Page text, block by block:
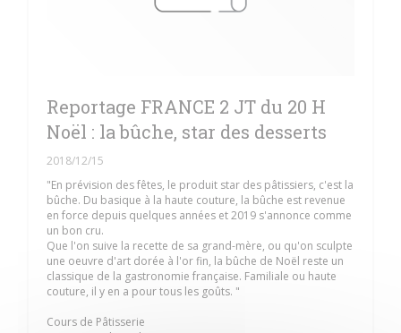
Reportage FRANCE 2 JT du 20 H
Noël : la bûche, star des desserts
2018/12/15
"En prévision des fêtes, le produit star des pâtissiers, c'est la
bûche. Du basique à la haute couture, la bûche est revenue
en force depuis quelques années et 2019 s'annonce comme
un bon cru.
Que l'on suive la recette de sa grand-mère, ou qu'on sculpte
une oeuvre d'art dorée à l'or fin, la bûche de Noël reste un
classique de la gastronomie française. Familiale ou haute
couture, il y en a pour tous les goûts. "
Cours de Pâtisserie